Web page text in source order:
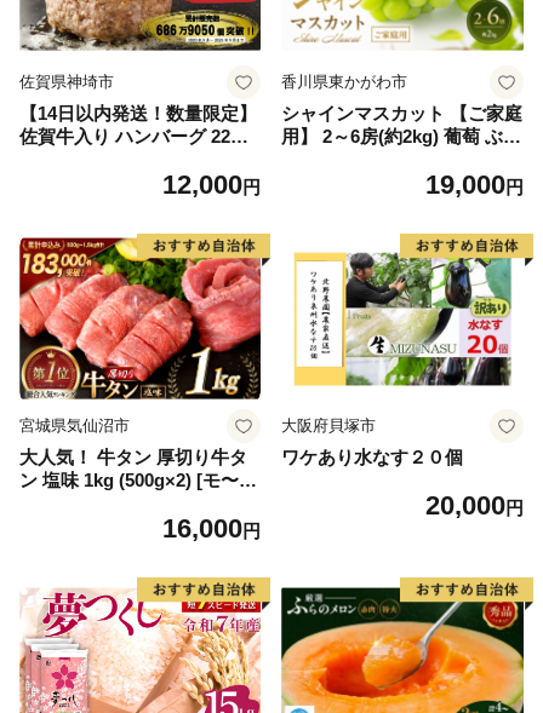
佐賀県神埼市
【14日以内発送！数量限定】
佐賀牛入り ハンバーグ 22個
毛和牛 ブランド牛 九州 ハン
(H083106)
12,000円
香川県東かがわ市
シャインマスカット 【ご家庭
用】 2～6房(約2kg) 葡萄 ぶど
もの 果実 旬の果物 旬のフル
19,000円
宮城県気仙沼市
大人気！ 牛タン 厚切り牛タ
ン 塩味 1kg (500g×2) [モ〜ラ
60] 肉 牛肉 精肉 牛たん 牛タ
厚切り タン
16,000円
大阪府貝塚市
ワケあり水なす２０個
20,000円